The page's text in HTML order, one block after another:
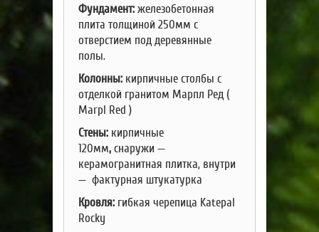
Фундамент:железобетонная
плита толщиной 250мм с
отверстием под деревянные
полы.
Колонны: кирпичные столбы с
отделкой гранитом Mарпл Ред (
Marpl Red )
Стены: кирпичные
120мм,cнаружи —
керамогранитная плитка, внутри
— фактурная штукатурка
Кровля: гибкая черепица Katepal
Rocky